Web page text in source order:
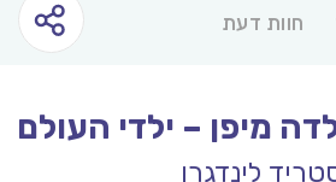
חוות דעת
מיפן – ילדי העולם
לינדגרן